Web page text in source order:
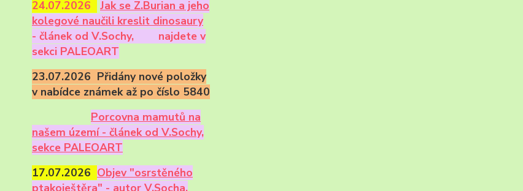
24.07.2026
Jak se Z.Burian a jeho
kolegové naučili kreslit dinosaury
- článek od V.Sochy,
najdete v
sekci PALEOART
23.07.2026 Přidány nové položky
v nabídce známek až po číslo 5840
Porcovna mamutů na
našem území - článek od V.Sochy,
sekce PALEOART
17.07.2026 Objev "osrstěného
ptakoještěra" - autor V.Socha.